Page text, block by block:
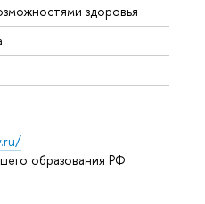
здоровья
образования РФ